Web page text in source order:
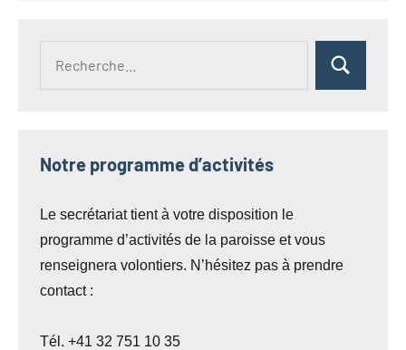
Rechercher
Notre programme d’activités
Le secrétariat tient à votre disposition le
programme d’activités de la paroisse et vous
renseignera volontiers. N’hésitez pas à prendre
contact :
Tél. +41 32 751 10 35